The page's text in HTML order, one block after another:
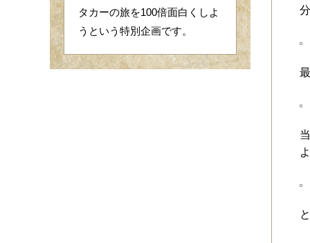
タカーの旅を100倍面白くしよ
うという特別企画です。